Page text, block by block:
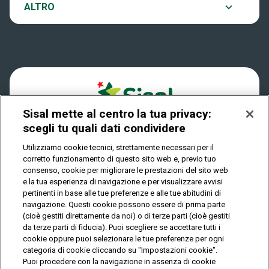
Play Your Date
Dove si gioca
Quanto si vince
Come riscuotere
ALTRO
Notifiche
Privacy
IL GIOCO È VIETATO AI MINORI E PUÒ CAUSARE
DIPENDENZA PATOLOGICA
© Copyright Sisal Italia S.p.A. - P.I. 02433760135
Privacy Cookies
Mappa
del
sito
Sisal mette al centro la tua privacy:
scegli tu quali dati condividere
Utilizziamo cookie tecnici, strettamente necessari per il
corretto funzionamento di questo sito web e, previo tuo
consenso, cookie per migliorare le prestazioni del sito web
e la tua esperienza di navigazione e per visualizzare avvisi
pertinenti in base alle tue preferenze e alle tue abitudini di
navigazione. Questi cookie possono essere di prima parte
(cioè gestiti direttamente da noi) o di terze parti (cioè gestiti
da terze parti di fiducia). Puoi scegliere se accettare tutti i
cookie oppure puoi selezionare le tue preferenze per ogni
categoria di cookie cliccando su "Impostazioni cookie".
Puoi procedere con la navigazione in assenza di cookie